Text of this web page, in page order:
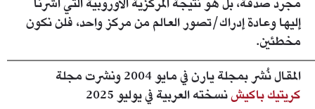
مجرد صدفة، بل هو نتيجة المركزية الأوروبية التي أشرنا
إليها وعادة إدراك/تصور العالم من مركز واحد، فلن نكون
مخطئين.
المقال نُشر بمجلة يارن في مايو 2004 ونشرت مجلة
كريتيك باكيشنسخته العربية في يوليو 2025